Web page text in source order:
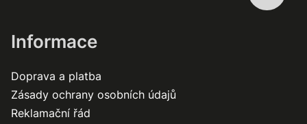
Informace
Doprava a platba
Zásady ochrany osobních údajů
Reklamační řád